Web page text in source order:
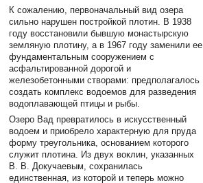
К сожалению, первоначальный вид озера
сильно нарушен постройкой плотин. В 1938
году восстановили бывшую монастырскую
земляную плотину, а в 1967 году заменили ее
фундаментальным сооружением с
асфальтированной дорогой и
железобетонными створами: предполагалось
создать комплекс водоемов для разведения
водоплавающей птицы и рыбы.
Озеро Вад превратилось в искусственный
водоем и приобрело характерную для пруда
форму треугольника, основанием которого
служит плотина. Из двух воклин, указанных
В. В. Докучаевым, сохранилась
единственная, из которой и теперь можно